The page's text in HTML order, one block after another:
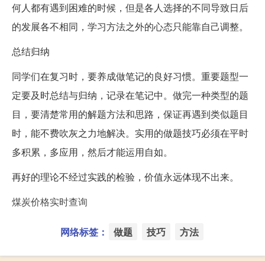
何人都有遇到困难的时候，但是各人选择的不同导致日后
的发展各不相同，学习方法之外的心态只能靠自己调整。
总结归纳
同学们在复习时，要养成做笔记的良好习惯。重要题型一
定要及时总结与归纳，记录在笔记中。做完一种类型的题
目，要清楚常用的解题方法和思路，保证再遇到类似题目
时，能不费吹灰之力地解决。实用的做题技巧必须在平时
多积累，多应用，然后才能运用自如。
再好的理论不经过实践的检验，价值永远体现不出来。
煤炭价格实时查询
网络标签： 做题 技巧 方法